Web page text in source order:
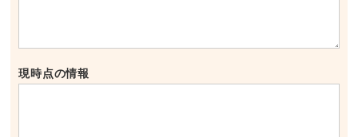
現時点の情報